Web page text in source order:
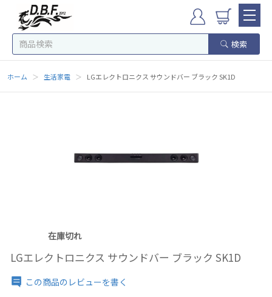
検索
ホーム ＞ 生活家電 ＞ LGエレクトロニクス サウンドバー ブラック SK1D
在庫切れ
LGエレクトロニクス サウンドバー ブラック SK1D
この商品のレビューを書く